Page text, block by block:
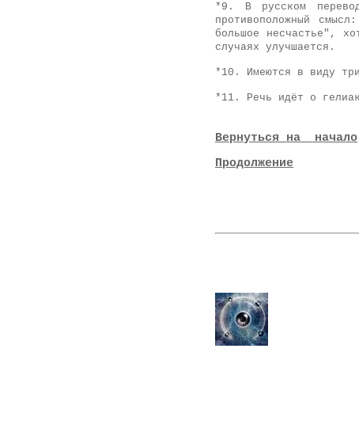
*9.
В русском
противоположный
большое несчастье",
случаях улучшается.
*10. Имеются в виду
*11. Речь идёт о
Вернуться на начало
Продолжение